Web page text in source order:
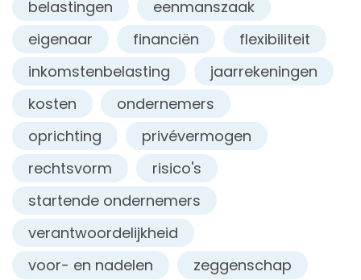
belastingen
eenmanszaak
eigenaar
financiën
flexibiliteit
inkomstenbelasting
jaarrekeningen
kosten
ondernemers
oprichting
privévermogen
rechtsvorm
risico's
startende ondernemers
verantwoordelijkheid
voor- en nadelen
zeggenschap